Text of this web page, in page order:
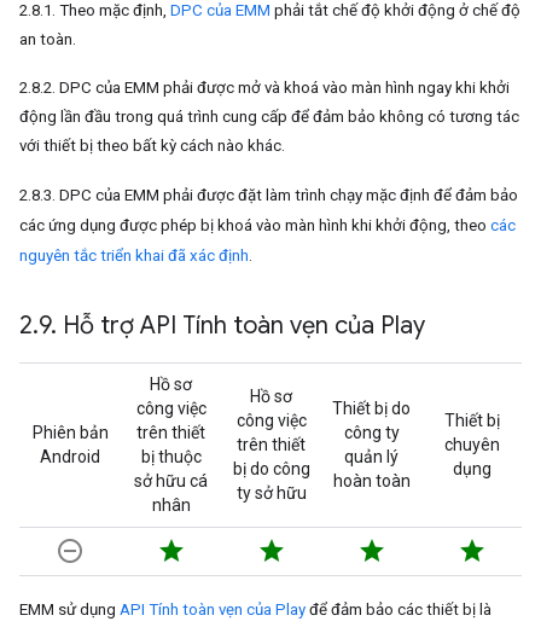
2.8.1. Theo mặc định, DPC của EMM phải tắt chế độ khởi động ở chế độ
an toàn.
2.8.2. DPC của EMM phải được mở và khoá vào màn hình ngay khi khởi
động lần đầu trong quá trình cung cấp để đảm bảo không có tương tác
với thiết bị theo bất kỳ cách nào khác.
2.8.3. DPC của EMM phải được đặt làm trình chạy mặc định để đảm bảo
các ứng dụng được phép bị khoá vào màn hình khi khởi động, theo các
nguyên tắc triển khai đã xác định.
2.9. Hỗ trợ API Tính toàn vẹn của Play
Phiên bản
Android
Hồ sơ
công việc
trên thiết
bị thuộc
sở hữu cá
nhân
Hồ sơ
công việc
trên thiết
bị do công
ty sở hữu
Thiết bị do
công ty
quản lý
hoàn toàn
Thiết bị
chuyên
dụng
remove_circle_outline star star star star
EMM sử dụng API Tính toàn vẹn của Play để đảm bảo các thiết bị là